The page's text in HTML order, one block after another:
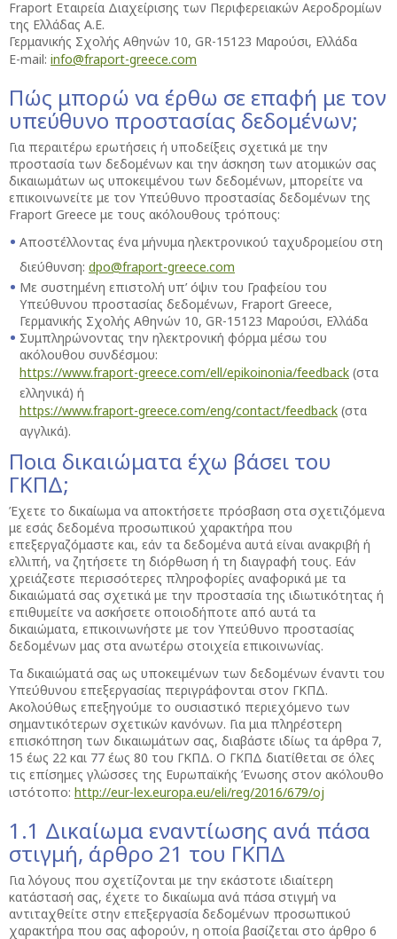
Fraport Εταιρεία Διαχείρισης των Περιφερειακών Αεροδρομίων
της Ελλάδας Α.Ε.
Γερμανικής Σχολής Αθηνών 10, GR-15123 Μαρούσι, Ελλάδα
E-mail: info@fraport-greece.com
Πώς μπορώ να έρθω σε επαφή με τον
υπεύθυνο προστασίας δεδομένων;
Για περαιτέρω ερωτήσεις ή υποδείξεις σχετικά με την
προστασία των δεδομένων και την άσκηση των ατομικών σας
δικαιωμάτων ως υποκειμένου των δεδομένων, μπορείτε να
επικοινωνείτε με τον Υπεύθυνο προστασίας δεδομένων της
Fraport Greece με τους ακόλουθους τρόπους:
Αποστέλλοντας ένα μήνυμα ηλεκτρονικού ταχυδρομείου στη
διεύθυνση: dpo@fraport-greece.com
Με συστημένη επιστολή υπ’ όψιν του Γραφείου του
Υπεύθυνου προστασίας δεδομένων, Fraport Greece,
Γερμανικής Σχολής Αθηνών 10, GR-15123 Μαρούσι, Ελλάδα
Συμπληρώνοντας την ηλεκτρονική φόρμα μέσω του
ακόλουθου συνδέσμου:
https://www.fraport-greece.com/ell/epikoinonia/feedback (στα
ελληνικά) ή
https://www.fraport-greece.com/eng/contact/feedback (στα
αγγλικά).
Ποια δικαιώματα έχω βάσει του
ΓΚΠΔ;
Έχετε το δικαίωμα να αποκτήσετε πρόσβαση στα σχετιζόμενα
με εσάς δεδομένα προσωπικού χαρακτήρα που
επεξεργαζόμαστε και, εάν τα δεδομένα αυτά είναι ανακριβή ή
ελλιπή, να ζητήσετε τη διόρθωση ή τη διαγραφή τους. Εάν
χρειάζεστε περισσότερες πληροφορίες αναφορικά με τα
δικαιώματά σας σχετικά με την προστασία της ιδιωτικότητας ή
επιθυμείτε να ασκήσετε οποιοδήποτε από αυτά τα
δικαιώματα, επικοινωνήστε με τον Υπεύθυνο προστασίας
δεδομένων μας στα ανωτέρω στοιχεία επικοινωνίας.
Τα δικαιώματά σας ως υποκειμένων των δεδομένων έναντι του
Υπεύθυνου επεξεργασίας περιγράφονται στον ΓΚΠΔ.
Ακολούθως επεξηγούμε το ουσιαστικό περιεχόμενο των
σημαντικότερων σχετικών κανόνων. Για μια πληρέστερη
επισκόπηση των δικαιωμάτων σας, διαβάστε ιδίως τα άρθρα 7,
15 έως 22 και 77 έως 80 του ΓΚΠΔ. Ο ΓΚΠΔ διατίθεται σε όλες
τις επίσημες γλώσσες της Ευρωπαϊκής Ένωσης στον ακόλουθο
ιστότοπο: http://eur-lex.europa.eu/eli/reg/2016/679/oj
1.1 Δικαίωμα εναντίωσης ανά πάσα
στιγμή, άρθρο 21 του ΓΚΠΔ
Για λόγους που σχετίζονται με την εκάστοτε ιδιαίτερη
κατάστασή σας, έχετε το δικαίωμα ανά πάσα στιγμή να
αντιταχθείτε στην επεξεργασία δεδομένων προσωπικού
χαρακτήρα που σας αφορούν, η οποία βασίζεται στο άρθρο 6